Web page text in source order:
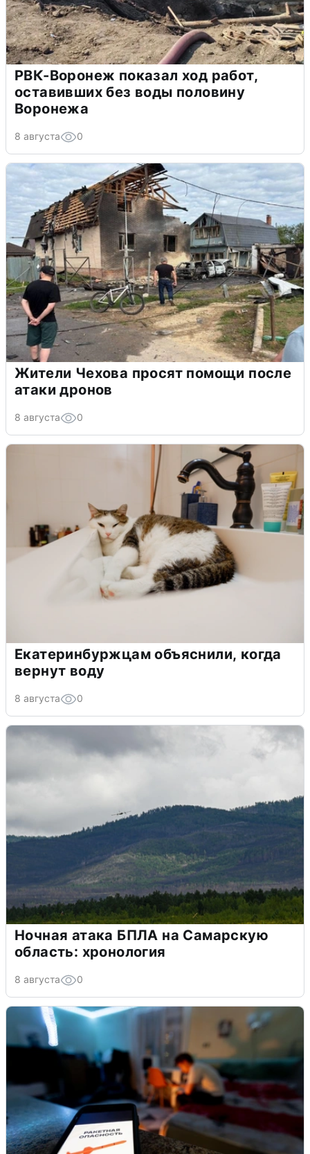
РВК-Воронеж показал ход работ,
оставивших без воды половину
Воронежа
8 августа 0
Жители Чехова просят помощи после
атаки дронов
8 августа 0
Екатеринбуржцам объяснили, когда
вернут воду
8 августа 0
Ночная атака БПЛА на Самарскую
область: хронология
8 августа 0